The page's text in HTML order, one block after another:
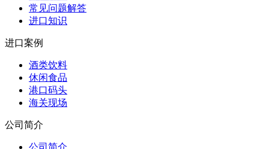
常见问题解答
进口知识
进口案例
酒类饮料
休闲食品
港口码头
海关现场
公司简介